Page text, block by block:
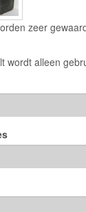
zeer
wordt alleen